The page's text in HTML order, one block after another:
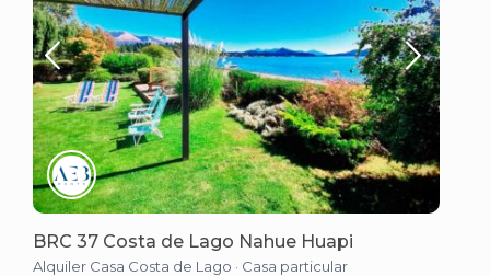
BRC 37 Costa de Lago Nahue Huapi
Alquiler Casa Costa de Lago · Casa particular